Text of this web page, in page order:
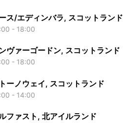
ス/エディンバラ, スコットランド
- 18:00
ヴァーゴードン, スコットランド
- 18:00
ーノウェイ, スコットランド
- 14:00
ファスト, 北アイルランド